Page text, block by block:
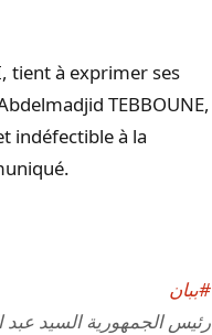
tient à exprimer ses
TEBBOUNE,
indéfectible à la
#ببان